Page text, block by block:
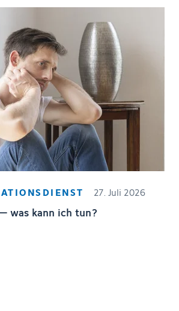
27. Juli 2026
was kann ich tun?